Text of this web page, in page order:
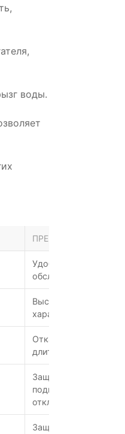
воды.
ПРЕИМУЩЕСТВА
Удобство монтажа;
обслуживания и
Высокий КПД; не
характеристика;
длительный срок
Защита от
подключения
отключения
Защита от